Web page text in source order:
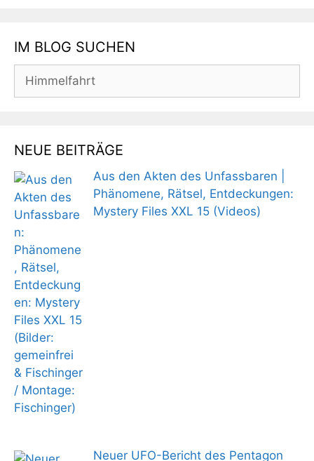
IM BLOG SUCHEN
Suchen
NEUE BEITRÄGE
Aus den Akten des Unfassbaren |
Phänomene, Rätsel, Entdeckungen:
Mystery Files XXL 15 (Videos)
Neuer UFO-Bericht des Pentagon